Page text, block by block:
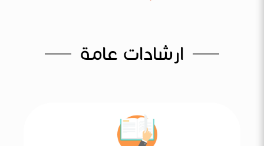
ارشادات عامة